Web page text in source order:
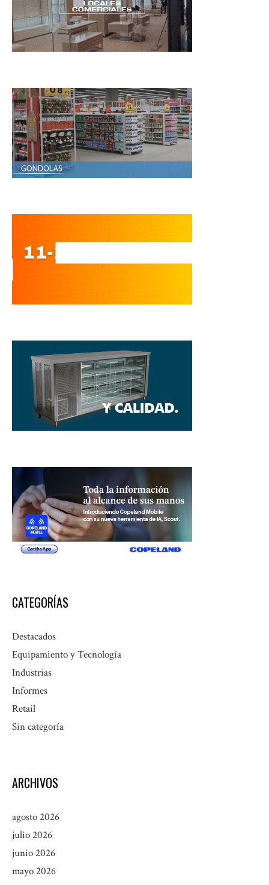
CATEGORÍAS
Destacados
Equipamiento y Tecnología
Industrias
Informes
Retail
Sin categoría
ARCHIVOS
agosto 2026
julio 2026
junio 2026
mayo 2026